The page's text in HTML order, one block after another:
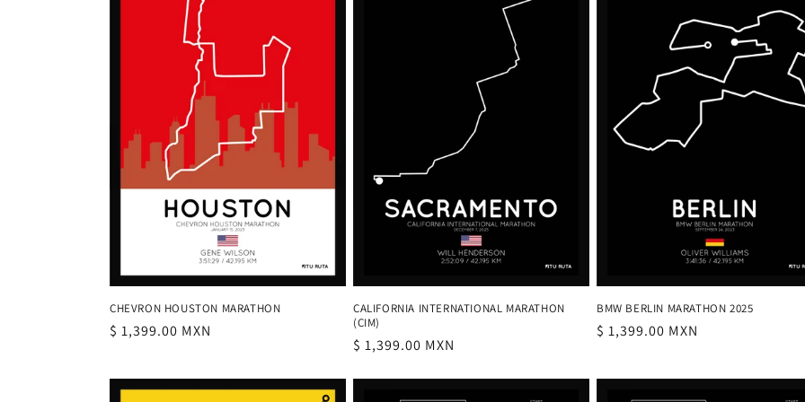
CHEVRON HOUSTON MARATHON
Precio
$ 1,399.00 MXN
CALIFORNIA INTERNATIONAL MARATHON
(CIM)
Precio
$ 1,399.00 MXN
BMW BERLIN MARATHON 2025
Precio
$ 1,399.00 MXN